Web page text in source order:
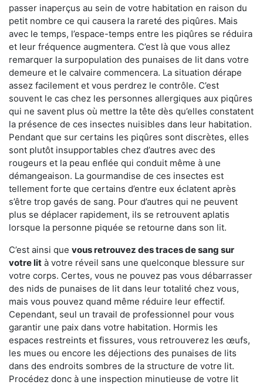
passer inaperçus au sein de votre habitation en raison du
petit nombre ce qui causera la rareté des piqûres. Mais
avec le temps, l’espace-temps entre les piqûres se réduira
et leur fréquence augmentera. C’est là que vous allez
remarquer la surpopulation des punaises de lit dans votre
demeure et le calvaire commencera. La situation dérape
assez facilement et vous perdrez le contrôle. C’est
souvent le cas chez les personnes allergiques aux piqûres
qui ne savent plus où mettre la tête dès qu’elles constatent
la présence de ces insectes nuisibles dans leur habitation.
Pendant que sur certains les piqûres sont discrètes, elles
sont plutôt insupportables chez d’autres avec des
rougeurs et la peau enflée qui conduit même à une
démangeaison. La gourmandise de ces insectes est
tellement forte que certains d’entre eux éclatent après
s’être trop gavés de sang. Pour d’autres qui ne peuvent
plus se déplacer rapidement, ils se retrouvent aplatis
lorsque la personne piquée se retourne dans son lit.
C’est ainsi que vous retrouvez des traces de sang sur
votre lit à votre réveil sans une quelconque blessure sur
votre corps. Certes, vous ne pouvez pas vous débarrasser
des nids de punaises de lit dans leur totalité chez vous,
mais vous pouvez quand même réduire leur effectif.
Cependant, seul un travail de professionnel pour vous
garantir une paix dans votre habitation. Hormis les
espaces restreints et fissures, vous retrouverez les œufs,
les mues ou encore les déjections des punaises de lits
dans des endroits sombres de la structure de votre lit.
Procédez donc à une inspection minutieuse de votre lit